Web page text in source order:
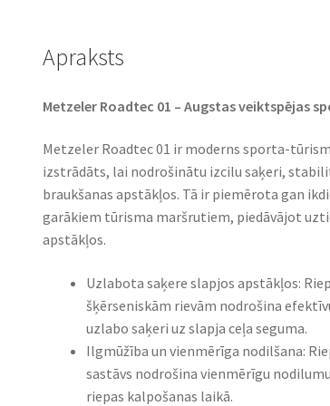
Apraksts
Metzeler Roadtec 01 – Augstas veiktspējas
Metzeler Roadtec 01 ir moderns sporta-
izstrādāts, lai nodrošinātu izcilu saķeri,
braukšanas apstākļos. Tā ir piemērota gan
garākiem tūrisma maršrutiem, piedāvājot
apstākļos.
Uzlabota saķere slapjos apstākļos:
šķērseniskām rievām nodrošina
uzlabo saķeri uz slapja ceļa seguma.
Ilgmūžība un vienmērīga nodilšana:
sastāvs nodrošina vienmērīgu
riepas kalpošanas laikā.